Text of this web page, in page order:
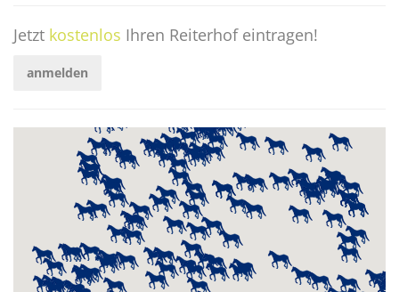
Jetzt kostenlos Ihren Reiterhof eintragen!
anmelden